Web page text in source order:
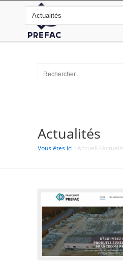
Actualités
Vous êtes ici :Accueil/